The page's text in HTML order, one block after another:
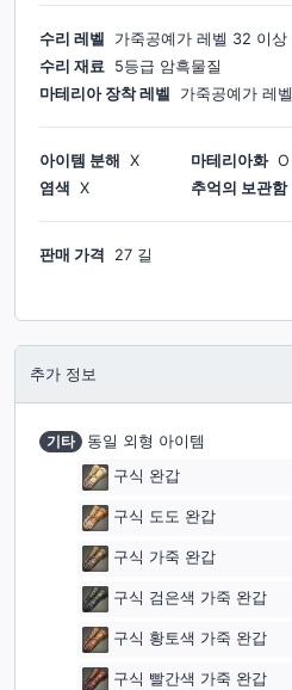
수리 레벨 가죽공예가 레벨 32 이상
수리 재료 5등급 암흑물질
마테리아 장착 레벨
가죽공예가 레벨
아이템 분해 X 마테리아화 O
염색
X 추억의 보관함
판매 가격
27 길
추가 정보
기타
동일 외형 아이템
구식 완갑
구식 도도 완갑
구식 가죽 완갑
구식 검은색 가죽 완갑
구식 황토색 가죽 완갑
구식 빨간색 가죽 완갑